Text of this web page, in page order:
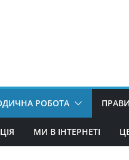
РОБОТА
МИ В ІНТЕРНЕТІ